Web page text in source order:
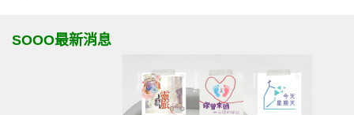
SOOO最新消息